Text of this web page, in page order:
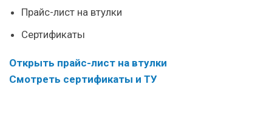
Прайс-лист на втулки
Сертификаты
Открыть прайс-лист на втулки
Смотреть сертификаты и ТУ